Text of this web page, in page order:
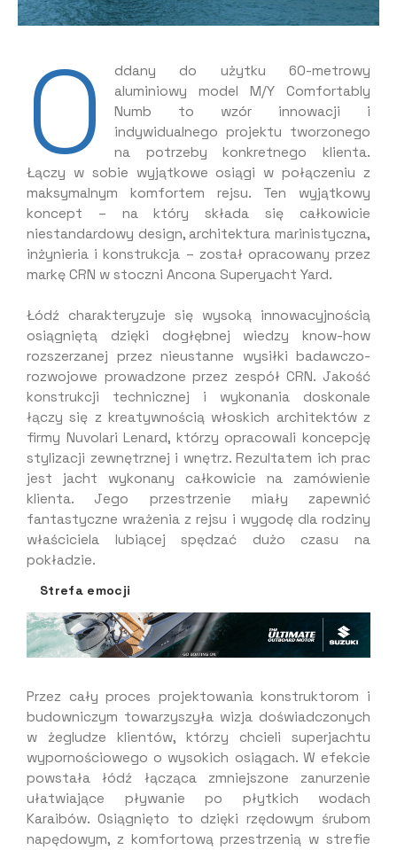
O
ddany do użytku 60-metrowy
aluminiowy model M/Y Comfortably
Numb to wzór innowacji i
indywidualnego projektu tworzonego
na potrzeby konkretnego klienta.
Łączy w sobie wyjątkowe osiągi w połączeniu z
maksymalnym komfortem rejsu. Ten wyjątkowy
koncept – na który składa się całkowicie
niestandardowy design, architektura marinistyczna,
inżynieria i konstrukcja – został opracowany przez
markę CRN w stoczni Ancona Superyacht Yard.
Łódź charakteryzuje się wysoką innowacyjnością
osiągniętą dzięki dogłębnej wiedzy know-how
rozszerzanej przez nieustanne wysiłki badawczo-
rozwojowe prowadzone przez zespół CRN. Jakość
konstrukcji technicznej i wykonania doskonale
łączy się z kreatywnością włoskich architektów z
firmy Nuvolari Lenard, którzy opracowali koncepcję
stylizacji zewnętrznej i wnętrz. Rezultatem ich prac
jest jacht wykonany całkowicie na zamówienie
klienta. Jego przestrzenie miały zapewnić
fantastyczne wrażenia z rejsu i wygodę dla rodziny
właściciela lubiącej spędzać dużo czasu na
pokładzie.
Strefa emocji
Przez cały proces projektowania konstruktorom i
budowniczym towarzyszyła wizja doświadczonych
w żegludze klientów, którzy chcieli superjachtu
wypornościowego o wysokich osiągach. W efekcie
powstała łódź łącząca zmniejszone zanurzenie
ułatwiające pływanie po płytkich wodach
Karaibów. Osiągnięto to dzięki rzędowym śrubom
napędowym, z komfortową przestrzenią w strefie